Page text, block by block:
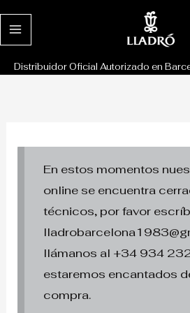
al
Distribuidor Oficial Autorizado en
En estos momentos
online se encuentra
técnicos, por favor
llámanos al +34 934
estaremos encantados
compra.